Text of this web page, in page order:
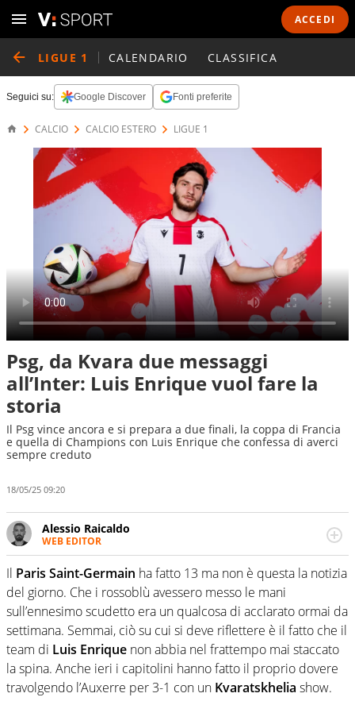
ACCEDI
LIGUE 1 CALENDARIO CLASSIFICA
Seguici su: Google Discover Fonti preferite
CALCIO CALCIO ESTERO LIGUE 1
Psg, da Kvara due messaggi
all’Inter: Luis Enrique vuol fare la
storia
Il Psg vince ancora e si prepara a due finali, la coppa di Francia
e quella di Champions con Luis Enrique che confessa di averci
sempre creduto
18/05/25 09:20
Alessio Raicaldo
WEB EDITOR
Un figlio che si chiama Diego e la tesi di laurea sugli stadi
di proprietà in Italia. Il calcio quale filo conduttore
irrinunciabile tra passione e professione. Per Virgilio
Sport indaga, approfondisce e scandaglia l'universo
mondo dello sport per antonomasia
Il Paris Saint-Germain ha fatto 13 ma non è questa la notizia
del giorno. Che i rossoblù avessero messo le mani
sull’ennesimo scudetto era un qualcosa di acclarato ormai da
settimana. Semmai, ciò su cui si deve riflettere è il fatto che il
team di Luis Enrique non abbia nel frattempo mai staccato
la spina. Anche ieri i capitolini hanno fatto il proprio dovere
travolgendo l’Auxerre per 3-1 con un Kvaratskhelia show.